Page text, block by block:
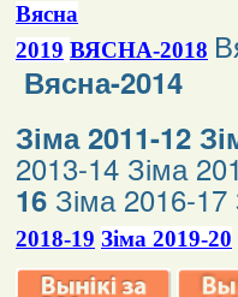
Вясна
2019 ВЯСНА-2018
Вясна-2014
Зіма 2011-12
2013-14 Зіма
16 Зіма 2016-17
2018-19 Зіма 2019-20